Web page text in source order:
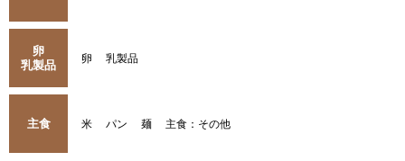
卵
乳製品
卵 乳製品
主食 米 パン 麺 主食：その他